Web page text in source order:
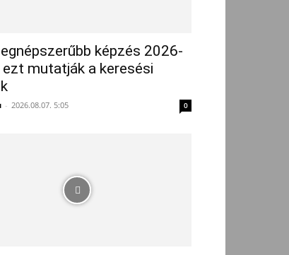
képzés 2026-
ezt mutatják a keresési
- 2026.08.07. 5:05 0